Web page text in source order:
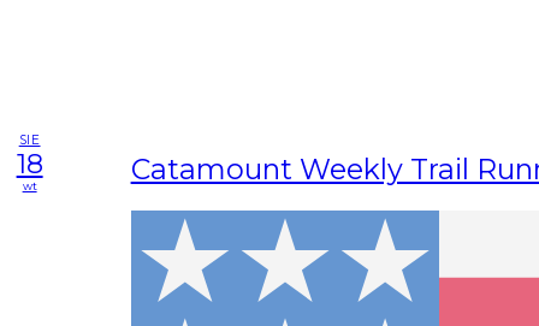
SIE
18
wt Catamount Weekly Trail